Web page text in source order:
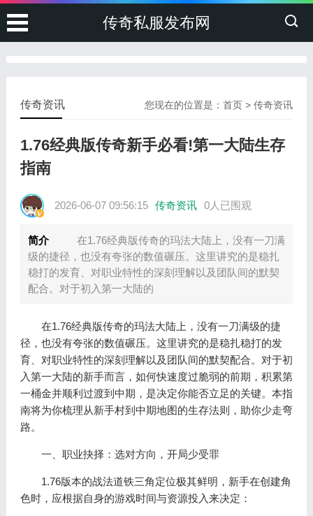
传奇私服发布网
您现在的位置是：首页 >传奇资讯
传奇资讯
1.76经典版传奇新手必看!第一大陆生存
指南
2026-06-07 09:56:15 传奇资讯 0人已围观
简介
在1.76经典版传奇的玛法大陆上，没有一刀满
级的捷径，也没有夸张的数值碾压。这里讲究的是稳扎
稳打的发育、对职业特性的深刻理解以及团队间的默契
配合。对于初入第一大陆的
在1.76经典版传奇的玛法大陆上，没有一刀满级的捷
径，也没有夸张的数值碾压。这里讲究的是稳扎稳打的发
育、对职业特性的深刻理解以及团队间的默契配合。对于初
入第一大陆的新手而言，如何快速度过脆弱的前期，积累第
一桶金并顺利过渡到中期，是决定你能否立足的关键。本指
南将为你梳理从新手村到中期地图的生存法则，助你少走弯
路。
一、职业抉择：选对方向，开局少受罪
1.76版本的战法道铁三角定位极其鲜明，新手在创建角
色时，应根据自身的游戏时间与资源投入来决定：